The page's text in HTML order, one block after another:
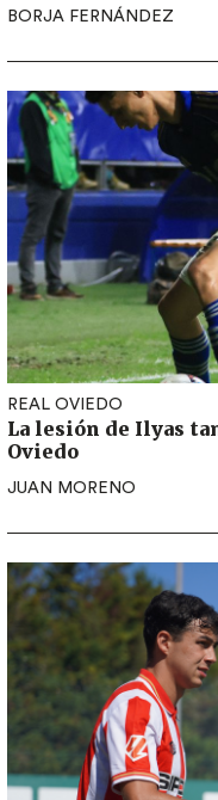
BORJA FERNÁNDEZ
REAL OVIEDO
La lesión de Ilyas
Oviedo
JUAN MORENO